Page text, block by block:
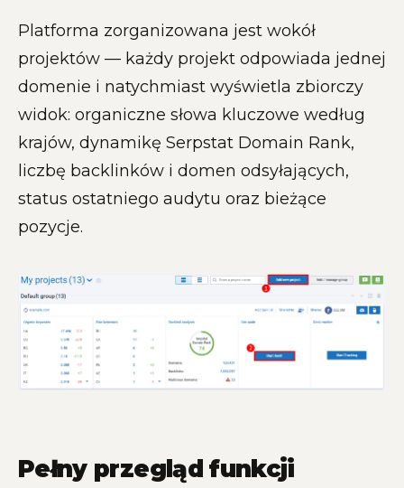
Platforma zorganizowana jest wokół
projektów — każdy projekt odpowiada jednej
domenie i natychmiast wyświetla zbiorczy
widok: organiczne słowa kluczowe według
krajów, dynamikę Serpstat Domain Rank,
liczbę backlinków i domen odsyłających,
status ostatniego audytu oraz bieżące
pozycje.
Pełny przegląd funkcji